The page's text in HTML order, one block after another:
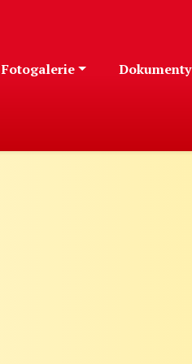
Fotogalerie Dokumenty